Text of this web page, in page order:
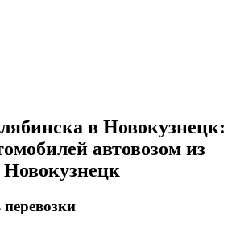
в Новокузнецк:
автовозом из
перевозки